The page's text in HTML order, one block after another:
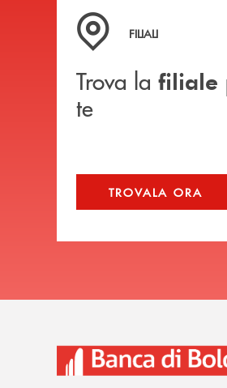
Trova la filiale più vicina
FILIALI
Trova la filiale
te
TROVALA ORA